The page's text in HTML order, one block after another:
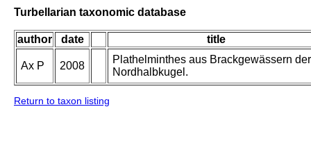
Turbellarian taxonomic database
author date title
Ax P 2008
Plathelminthes aus Brackgewässern der
Nordhalbkugel.
Return to taxon listing